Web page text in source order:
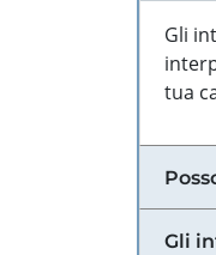
Gli
tua
Gli